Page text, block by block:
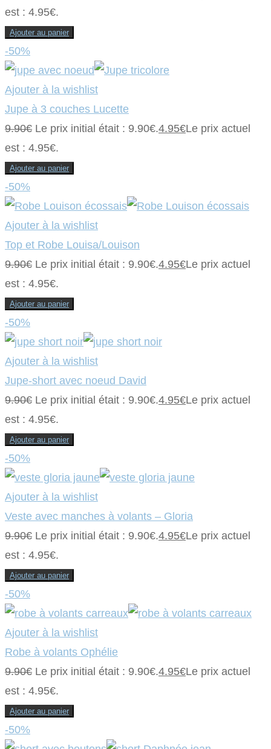
est : 4.95€.
Ajouter au panier
-50%
Ajouter à la wishlist
Jupe à 3 couches Lucette
9.90€ Le prix initial était : 9.90€.4.95€Le prix actuel
est : 4.95€.
Ajouter au panier
-50%
Ajouter à la wishlist
Top et Robe Louisa/Louison
9.90€ Le prix initial était : 9.90€.4.95€Le prix actuel
est : 4.95€.
Ajouter au panier
-50%
Ajouter à la wishlist
Jupe-short avec noeud David
9.90€ Le prix initial était : 9.90€.4.95€Le prix actuel
est : 4.95€.
Ajouter au panier
-50%
Ajouter à la wishlist
Veste avec manches à volants – Gloria
9.90€ Le prix initial était : 9.90€.4.95€Le prix actuel
est : 4.95€.
Ajouter au panier
-50%
Ajouter à la wishlist
Robe à volants Ophélie
9.90€ Le prix initial était : 9.90€.4.95€Le prix actuel
est : 4.95€.
Ajouter au panier
-50%